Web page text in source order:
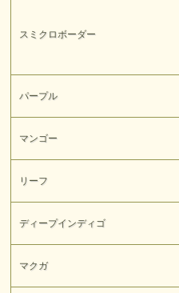
スミクロボーダー
パープル
マンゴー
リーフ
ディープインディゴ
マクガ